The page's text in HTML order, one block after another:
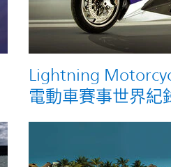
Lightning
電動車賽事世界紀